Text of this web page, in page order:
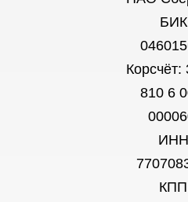
Корсчёт:
810 6